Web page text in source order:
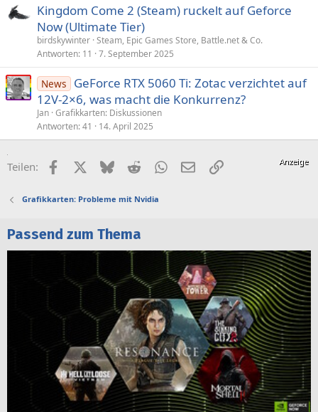
Kingdom Come 2 (Steam) ruckelt auf Geforce
Now (Ultimate Tier)
birdskywinter Steam, Epic Games Store, Battle.net & Co.
Antworten 11 7. September 2025
News
GeForce RTX 5060 Ti: Zotac verzichtet auf
12V-2×6, was macht die Konkurrenz?
Jan Grafikkarten: Diskussionen
Antworten 41 14. April 2025
Teilen: FacebookX (Twitter)
BlueskyRedditWhatsApp
E-MailLink
Grafikkarten: Probleme mit Nvidia
Passend zum Thema